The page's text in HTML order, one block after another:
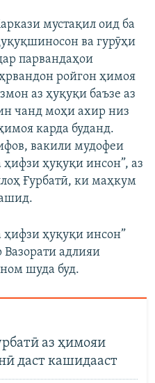
мустақил оид ба
ва гурӯҳи
парвандаҳои
ройгон ҳимоя
аз ҳуқуқи баъзе аз
чанд моҳи ахир низ
карда буданд.
вакили мудофеи
ҳуқуқи инсон”, аз
Ғурбатӣ, ки маҳкум
ҳифзи ҳуқуқи инсон”
Вазорати адлияи
шуда буд.
аз ҳимояи
даст кашидааст